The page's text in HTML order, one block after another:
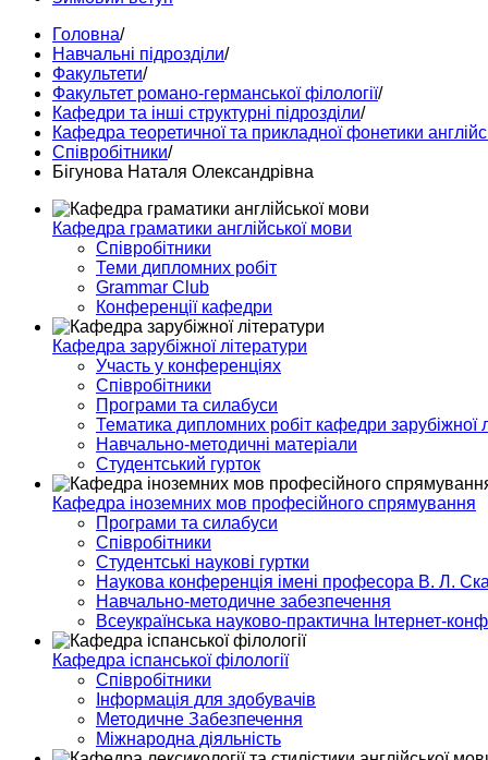
Головна/
Навчальні підрозділи/
Факультети/
Факультет романо-германської філології/
Кафедри та інші структурні підрозділи/
Кафедра теоретичної та прикладної фонетики
Співробітники/
Бігунова Наталя Олександрівна
Кафедра граматики англійської мови
Співробітники
Теми дипломних робіт
Grammar Club
Конференції кафедри
Кафедра зарубіжної літератури
Участь у конференціях
Співробітники
Програми та силабуси
Тематика дипломних робіт кафедри зарубіжної
Навчально-методичні матеріали
Студентський гурток
Кафедра іноземних мов професійного спрямування
Програми та силабуси
Співробітники
Студентські наукові гуртки
Наукова конференція імені професора В. Л.
Навчально-методичне забезпечення
Всеукраїнська науково-практична Інтернет-
Кафедра іспанської філології
Співробітники
Інформація для здобувачів
Методичне Забезпечення
Міжнародна діяльність